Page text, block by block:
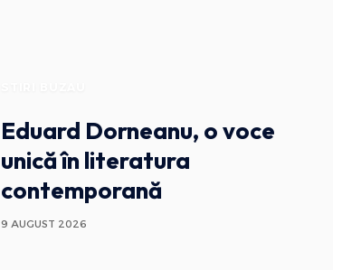
Eduard Dorneanu, o voce
unică în literatura
contemporană
9 AUGUST 2026